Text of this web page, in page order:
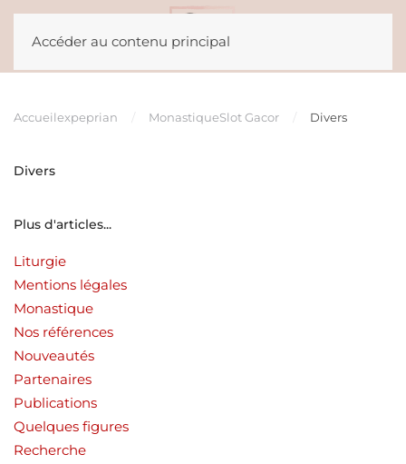
Accéder au contenu principal
Accueilexpeprian MonastiqueSlot Gacor Divers
Divers
Plus d'articles...
Liturgie
Mentions légales
Monastique
Nos références
Nouveautés
Partenaires
Publications
Quelques figures
Recherche